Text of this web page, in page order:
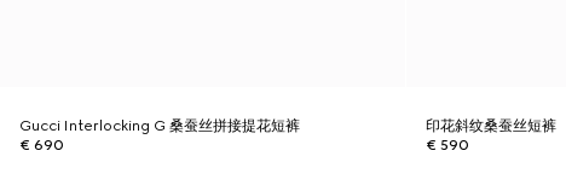
Gucci Interlocking G 桑蚕丝拼接提花短裤
€ 690
印花斜纹桑蚕丝短裤
€ 590